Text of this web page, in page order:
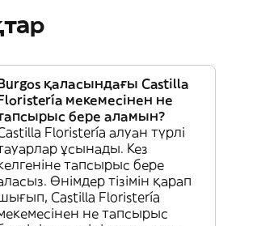
қаласындағы Castilla
мекемесінен не
бере аламын?
Floristería алуан түрлі
ұсынады. Кез
тапсырыс бере
Өнімдер тізімін қарап
Castilla Floristería
не тапсырыс